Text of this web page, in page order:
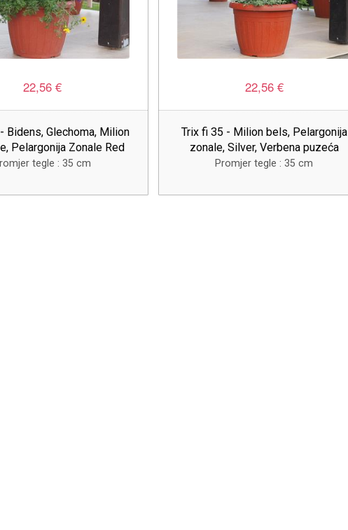
22,56 €
Bidens, Glechoma, Milion
Pelargonija Zonale Red
tegle : 35 cm
22,56 €
Trix fi 35 - Milion bels, Pelargonija
zonale, Silver, Verbena puzeća
Promjer tegle : 35 cm